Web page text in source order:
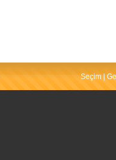
Seçim